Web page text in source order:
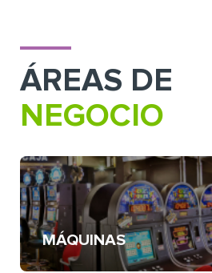
ÁREAS DE
NEGOCIO
MÁQUINAS